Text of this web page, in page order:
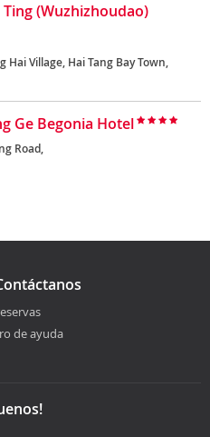
(Wuzhizhoudao)
Hai Village, Hai Tang Bay Town,
Ge Begonia Hotel
Road,
de ayuda